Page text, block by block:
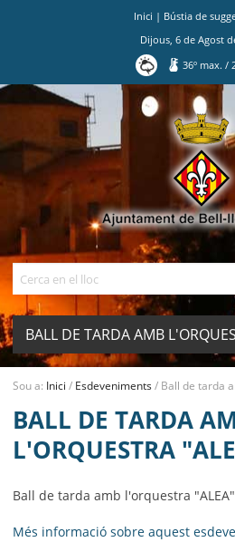
Inici | Bústia de
Dijous, 6de Agost
36º max./
BALL DE TARDA AMB
"ALEA"
AJUNTAMENT
MUNICIPI
SEU ELECTRÒNICA
BELL-LLOC SOLUCIONA
Sou a: Inici / Esdeveniments/ Ball de tarda
BALL DE TARDA
L'ORQUESTRA
Ball de tarda amb l'orquestra "ALEA"
Més informació sobre aquest